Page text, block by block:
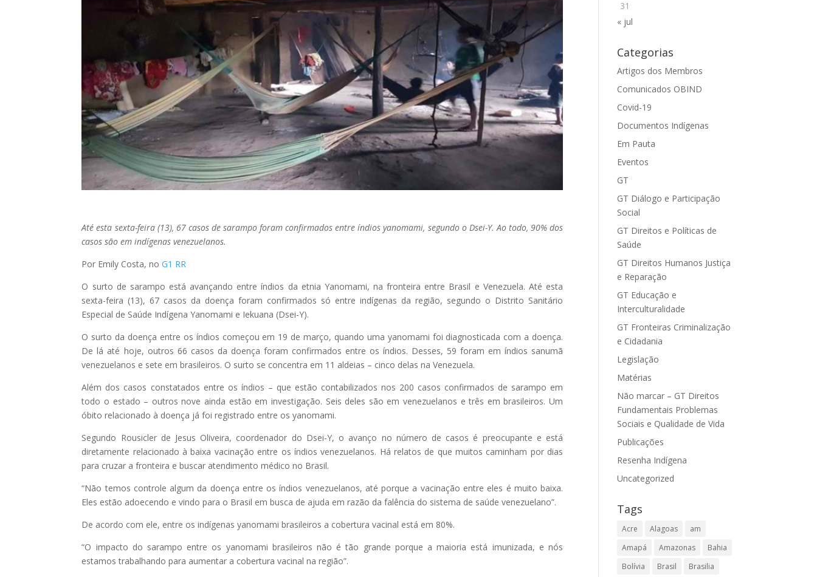
Até esta sexta-feira (13), 67 casos de sarampo foram confirmados entre índios yanomami, segundo o Dsei-Y. Ao todo, 90% dos
casos são em indígenas venezuelanos.
Por Emily Costa, noG1 RR
O surto de sarampo está avançando entre índios da etnia Yanomami, na fronteira entre Brasil e Venezuela. Até esta
sexta-feira (13), 67 casos da doença foram confirmados só entre indígenas da região, segundo o Distrito Sanitário
Especial de Saúde Indígena Yanomami e Iekuana (Dsei-Y).
O surto da doença entre os índios começou em 19 de março, quando uma yanomami foi diagnosticada com a doença.
De lá até hoje, outros 66 casos da doença foram confirmados entre os índios. Desses, 59 foram em índios sanumã
venezuelanos e sete em brasileiros. O surto se concentra em 11 aldeias – cinco delas na Venezuela.
Além dos casos constatados entre os índios – que estão contabilizados nos 200 casos confirmados de sarampo em
todo o estado – outros nove ainda estão em investigação. Seis deles são em venezuelanos e três em brasileiros. Um
óbito relacionado à doença já foi registrado entre os yanomami.
Segundo Rousicler de Jesus Oliveira, coordenador do Dsei-Y, o avanço no número de casos é preocupante e está
diretamente relacionado à baixa vacinação entre os índios venezuelanos. Há relatos de que muitos caminham por dias
para cruzar a fronteira e buscar atendimento médico no Brasil.
“Não temos controle algum da doença entre os índios venezuelanos, até porque a vacinação entre eles é muito baixa.
Eles estão adoecendo e vindo para o Brasil em busca de ajuda em razão da falência do sistema de saúde venezuelano”.
De acordo com ele, entre os indígenas yanomami brasileiros a cobertura vacinal está em 80%.
“O impacto do sarampo entre os yanomami brasileiros não é tão grande porque a maioria está imunizada, e nós
estamos trabalhando para aumentar a cobertura vacinal na região”.
31
« jul
Categorias
Artigos dos Membros
Comunicados OBIND
Covid-19
Documentos Indígenas
Em Pauta
Eventos
GT
GT Diálogo e Participação
Social
GT Direitos e Políticas de
Saúde
GT Direitos Humanos Justiça
e Reparação
GT Educação e
Interculturalidade
GT Fronteiras Criminalização
e Cidadania
Legislação
Matérias
Não marcar – GT Direitos
Fundamentais Problemas
Sociais e Qualidade de Vida
Publicações
Resenha Indígena
Uncategorized
Tags
Acre Alagoas
am
Amapá
Amazonas
Bahia
Bolívia
Brasil
Brasilia